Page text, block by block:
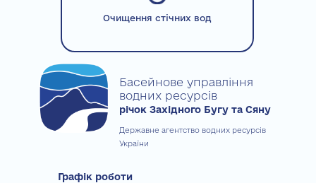
Очищення стічних вод
Басейнове управління
водних ресурсів
річок Західного Бугу та Сяну
Державне агентство водних ресурсів
України
Графік роботи